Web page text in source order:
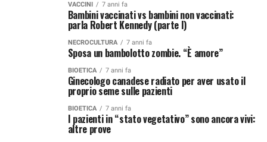
VACCINI 7 anni fa
Bambini vaccinati vs bambini non vaccinati:
parla Robert Kennedy (parte I)
NECROCULTURA 7 anni fa
Sposa un bambolotto zombie. “È amore”
BIOETICA 7 anni fa
Ginecologo canadese radiato per aver usato il
proprio seme sulle pazienti
BIOETICA 7 anni fa
I pazienti in “stato vegetativo” sono ancora vivi:
altre prove